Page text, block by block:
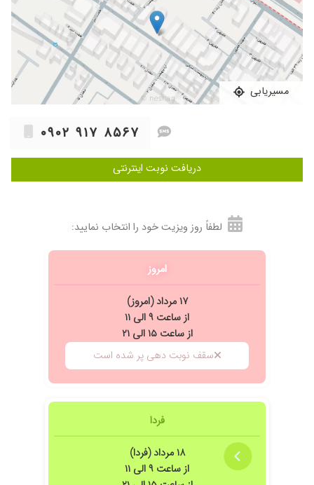
مسیریابی
۰۹۰۲ ۹۱۷ ۸۵۶۷
دریافت نوبت اینترنتی
لطفاً روز ویزیت خود را انتخاب نمایید:
امروز
۱۷ مرداد (امروز)
از ساعت ۹ الی ۱۱
از ساعت ۱۵ الی ۲۱
سقف نوبت دهی پر شده است
فردا
۱۸ مرداد (فردا)
از ساعت ۹ الی ۱۱